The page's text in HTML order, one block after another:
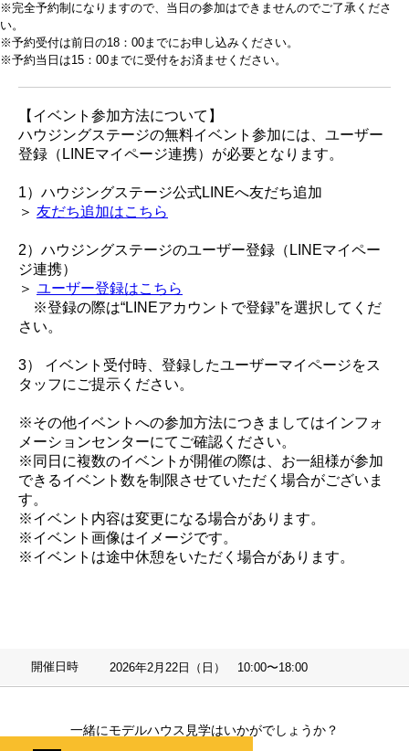
※完全予約制になりますので、当日の参加はできませんのでご了承くださ
い。
※予約受付は前日の18：00までにお申し込みください。
※予約当日は15：00までに受付をお済ませください。
【イベント参加方法について】
ハウジングステージの無料イベント参加には、ユーザー
登録（LINEマイページ連携）が必要となります。
1）ハウジングステージ公式LINEへ友だち追加
＞ 友だち追加はこちら
2）ハウジングステージのユーザー登録（LINEマイペー
ジ連携）
＞ ユーザー登録はこちら
※登録の際は“LINEアカウントで登録”を選択してくだ
さい。
3） イベント受付時、登録したユーザーマイページをス
タッフにご提示ください。
※その他イベントへの参加方法につきましてはインフォ
メーションセンターにてご確認ください。
※同日に複数のイベントが開催の際は、お一組様が参加
できるイベント数を制限させていただく場合がございま
す。
※イベント内容は変更になる場合があります。
※イベント画像はイメージです。
※イベントは途中休憩をいただく場合があります。
開催日時 2026年2月22日（日） 10:00〜18:00
一緒にモデルハウス見学はいかがでしょうか？